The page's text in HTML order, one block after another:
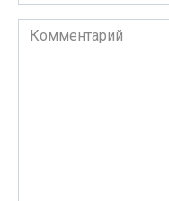
Комментарий